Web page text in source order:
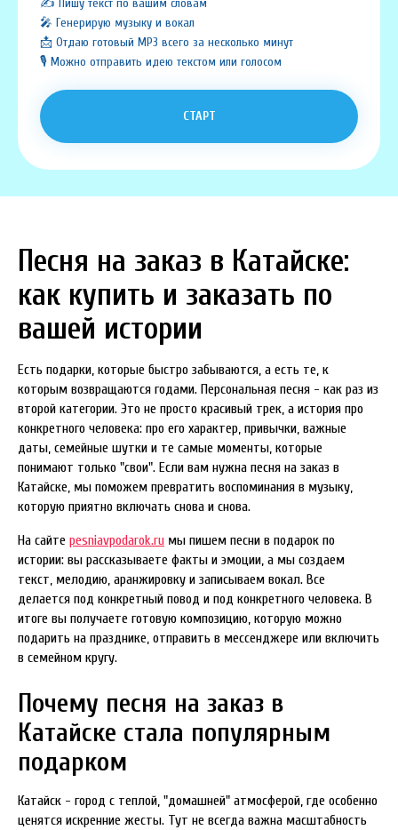
✍️ Пишу текст по вашим словам
🎤 Генерирую музыку и вокал
📩 Отдаю готовый MP3 всего за несколько минут
🎙️ Можно отправить идею текстом или голосом
СТАРТ
Песня на заказ в Катайске:
как купить и заказать по
вашей истории
Есть подарки, которые быстро забываются, а есть те, к
которым возвращаются годами. Персональная песня - как раз из
второй категории. Это не просто красивый трек, а история про
конкретного человека: про его характер, привычки, важные
даты, семейные шутки и те самые моменты, которые
понимают только "свои". Если вам нужна песня на заказ в
Катайске, мы поможем превратить воспоминания в музыку,
которую приятно включать снова и снова.
На сайте pesniavpodarok.ru мы пишем песни в подарок по
истории: вы рассказываете факты и эмоции, а мы создаем
текст, мелодию, аранжировку и записываем вокал. Все
делается под конкретный повод и под конкретного человека. В
итоге вы получаете готовую композицию, которую можно
подарить на празднике, отправить в мессенджере или включить
в семейном кругу.
Почему песня на заказ в
Катайске стала популярным
подарком
Катайск - город с теплой, "домашней" атмосферой, где особенно
ценятся искренние жесты. Тут не всегда важна масштабность